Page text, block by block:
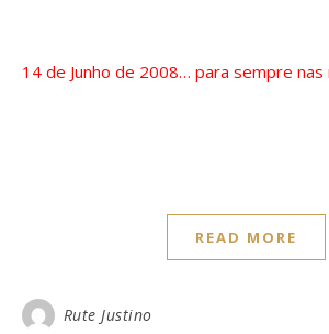
14 de Junho de 2008… para sempre nas
READ MORE
Rute Justino